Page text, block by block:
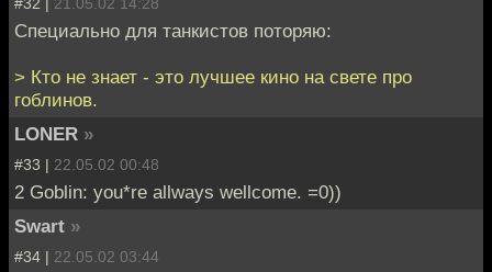
Специально для танкистов поторяю:
> Кто не знает - это лучшее кино на свете про
гоблинов.
LONER »
#33 | 22.05.02 00:48
2 Goblin: you*re allways wellcome. =0))
Swart »
#34 | 22.05.02 03:44